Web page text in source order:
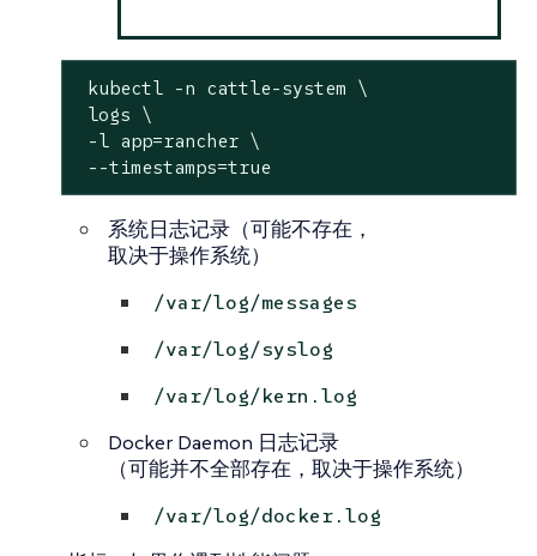
kubectl -n cattle-system \
logs \
-l app=rancher \
--timestamps=true
系统日志记录（可能不存在，
取决于操作系统）
/var/log/messages
/var/log/syslog
/var/log/kern.log
Docker Daemon 日志记录
（可能并不全部存在，取决于操作系统）
/var/log/docker.log